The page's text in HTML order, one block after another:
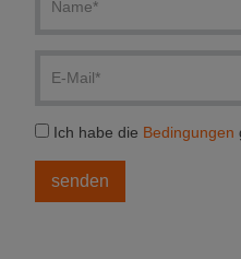
Ich habe die Bedingungen